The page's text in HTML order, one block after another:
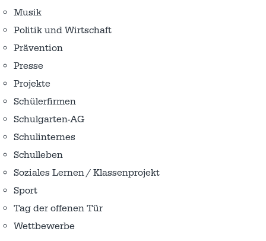
Musik
Politik und Wirtschaft
Prävention
Presse
Projekte
Schülerfirmen
Schulgarten-AG
Schulinternes
Schulleben
Soziales Lernen / Klassenprojekt
Sport
Tag der offenen Tür
Wettbewerbe